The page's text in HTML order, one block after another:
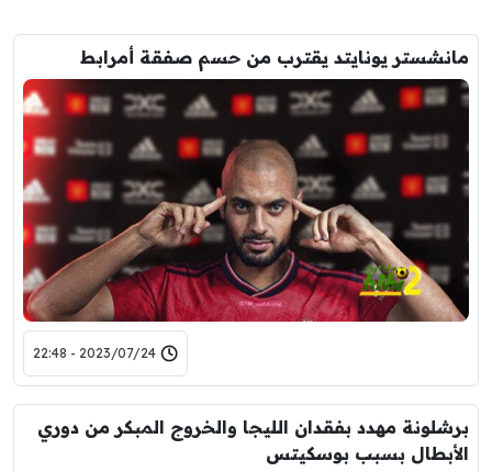
مانشستر يونايتد يقترب من حسم صفقة أمرابط
2023/07/24 - 22:48
برشلونة مهدد بفقدان الليجا والخروج المبكر من دوري
الأبطال بسبب بوسكيتس